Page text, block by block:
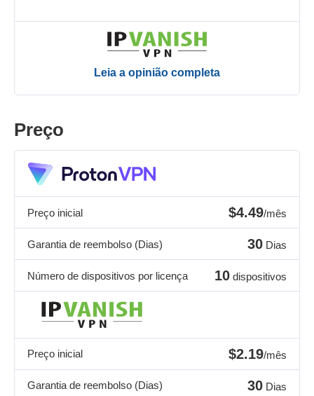
Leia a opinião completa
Preço
Preço inicial $4.49/mês
Garantia de reembolso (Dias) 30 Dias
Número de dispositivos por licença 10 dispositivos
Preço inicial $2.19/mês
Garantia de reembolso (Dias) 30 Dias